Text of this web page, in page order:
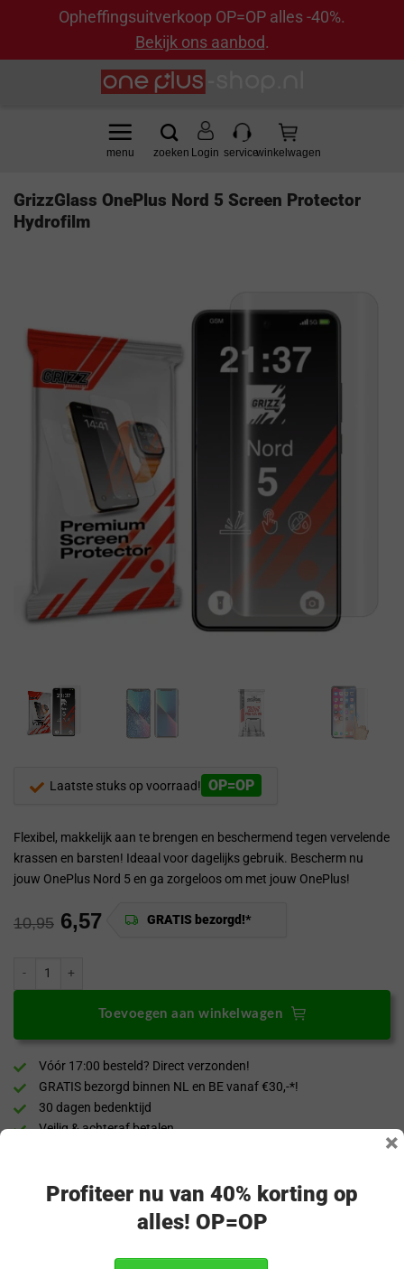
Opheffingsuitverkoop OP=OP alles -40%.
Bekijk ons aanbod.
Login
GrizzGlass OnePlus Nord 5 Screen Protector
Hydrofilm
Laatste stuks op voorraad! OP=OP
Flexibel, makkelijk aan te brengen en beschermend tegen vervelende
krassen en barsten! Ideaal voor dagelijks gebruik. Bescherm nu
jouw OnePlus Nord 5 en ga zorgeloos om met jouw OnePlus!
GRATIS bezorgd!*
10,95 6,57
Toevoegen aan winkelwagen
Vóór 17:00 besteld? Direct verzonden!
GRATIS bezorgd binnen NL en BE vanaf €30,-*!
30 dagen bedenktijd
Veilig & achteraf betalen
Productomschrijving
Profiteer nu van 40% korting op
alles! OP=OP
×